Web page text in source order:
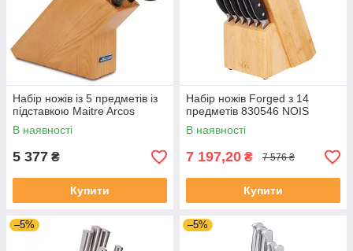
Набір ножів із 5 предметів із
підставкою Maitre Arcos
В наявності
5 377 ₴
Купити
Набір ножів Forged з 14
предметів 830546 NOIS
В наявності
7 197,20 ₴ 7 576 ₴
Купити
–5% –5%